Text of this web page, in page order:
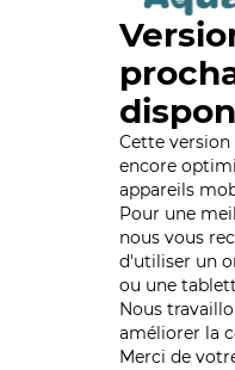
Cette version
encore
appareils
Pour une
nous vous
d'utiliser un
ou une
Nous
améliorer la
Merci de